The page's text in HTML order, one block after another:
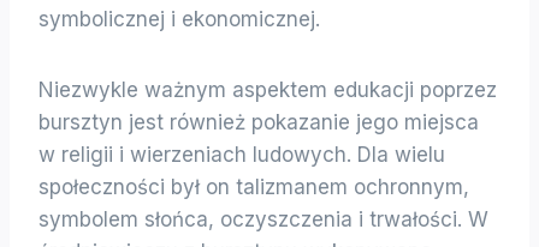
symbolicznej i ekonomicznej.
Niezwykle ważnym aspektem edukacji poprzez
bursztyn jest również pokazanie jego miejsca
w religii i wierzeniach ludowych. Dla wielu
społeczności był on talizmanem ochronnym,
symbolem słońca, oczyszczenia i trwałości. W